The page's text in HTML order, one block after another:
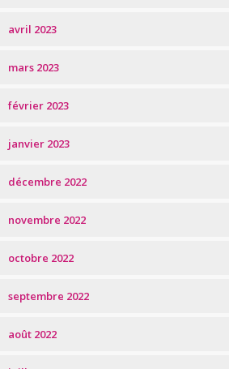
avril 2023
mars 2023
février 2023
janvier 2023
décembre 2022
novembre 2022
octobre 2022
septembre 2022
août 2022